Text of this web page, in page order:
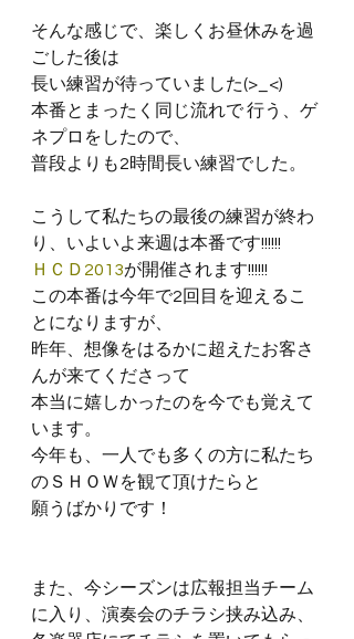
そんな感じで、楽しくお昼休みを過
ごした後は
長い練習が待っていました(>_<)
本番とまったく同じ流れで 行う、ゲ
ネプロをしたので、
普段よりも2時間長い練習でした。
こうして私たちの最後の練習が終わ
り、いよいよ来週は本番です!!!!!!
ＨＣＤ2013が開催されます!!!!!!
この本番は今年で2回目を迎えるこ
とになりますが、
昨年、想像をはるかに超えたお客さ
んが来てくださって
本当に嬉しかったのを今でも覚えて
います。
今年も、一人でも多くの方に私たち
のＳＨＯＷを観て頂けたらと
願うばかりです！
また、今シーズンは広報担当チーム
に入り、演奏会のチラシ挟み込み、